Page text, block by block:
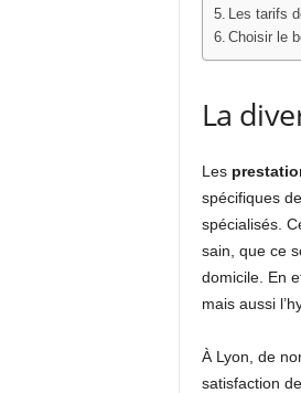
Les tarifs
Choisir le
La
Les
spécifiques
spécialisés.
sain, que ce
domicile. En
mais aussi
À Lyon, de
satisfaction